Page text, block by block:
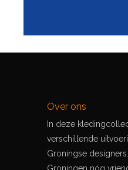
Over ons
In deze
verschillende
Groningse